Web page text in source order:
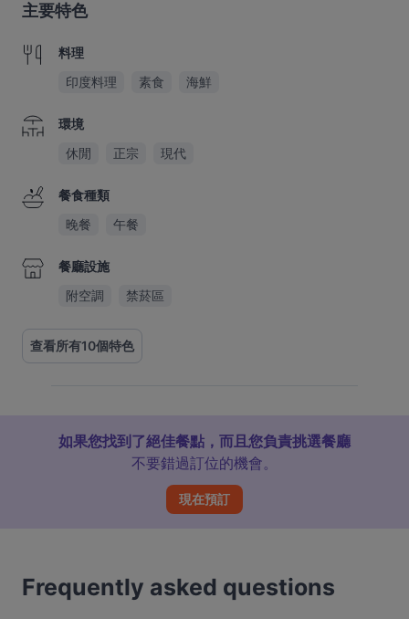
主要特色
料理
印度料理
素食 海鮮
環境
休閒
正宗 現代
餐食種類
晚餐
午餐
餐廳設施
附空調
禁菸區
查看所有10個特色
如果您找到了絕佳餐點，而且您負責挑選餐廳
不要錯過訂位的機會。
現在預訂
Frequently asked questions